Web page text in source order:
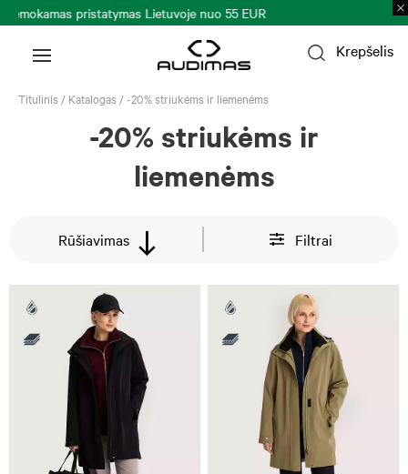
Prekių grąžinimas per 30 k. d.
Krepšelis
Titulinis / Katalogas /-20% striukėms ir liemenėms
-20% striukėms ir
liemenėms
Rūšiavimas Filtrai